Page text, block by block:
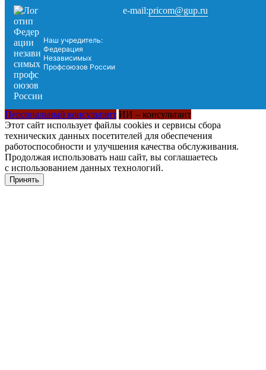
Наш учредитель:
Федерация
Независимых
Профсоюзов России
e-mail:pricom@gup.ru
Персональный консультант ИИ – консультант
Этот сайт использует файлы cookies и сервисы сбора
технических данных посетителей для обеспечения
работоспособности и улучшения качества обслуживания.
Продолжая использовать наш сайт, вы соглашаетесь
с использованием данных технологий.
Принять